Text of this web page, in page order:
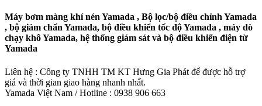
Máy bơm màng khí nén Yamada , Bộ lọc/bộ điều chỉnh Yamada
, bộ giảm chấn Yamada, bộ điều khiển tốc độ Yamada , máy dò
chạy khô Yamada, hệ thống giám sát và bộ điều khiển điện từ
Yamada
Liên hệ : Công ty TNHH TM KT Hưng Gia Phát để được hỗ trợ
giá và thời gian giao hàng nhanh nhất.
Yamada Việt Nam / Hotline : 0938 906 663